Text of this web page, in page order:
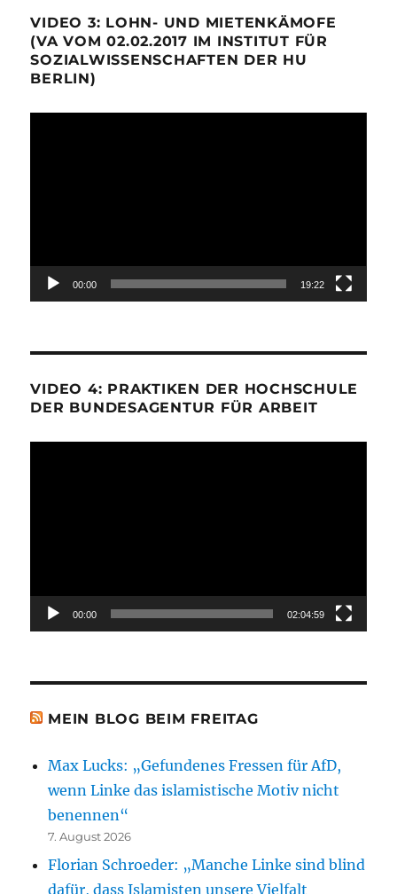
VIDEO 3: LOHN- UND MIETENKÄMOFE
(VA VOM 02.02.2017 IM INSTITUT FÜR
SOZIALWISSENSCHAFTEN DER HU
BERLIN)
00:00 19:22
VIDEO 4: PRAKTIKEN DER HOCHSCHULE
DER BUNDESAGENTUR FÜR ARBEIT
00:00 02:04:59
MEIN BLOG BEIM FREITAG
Max Lucks: „Gefundenes Fressen für AfD,
wenn Linke das islamistische Motiv nicht
benennen“
7. August 2026
Florian Schroeder: „Manche Linke sind blind
dafür, dass Islamisten unsere Vielfalt